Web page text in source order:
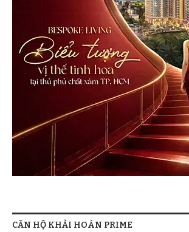
CĂN HỘ KHẢI HOÀN PRIME